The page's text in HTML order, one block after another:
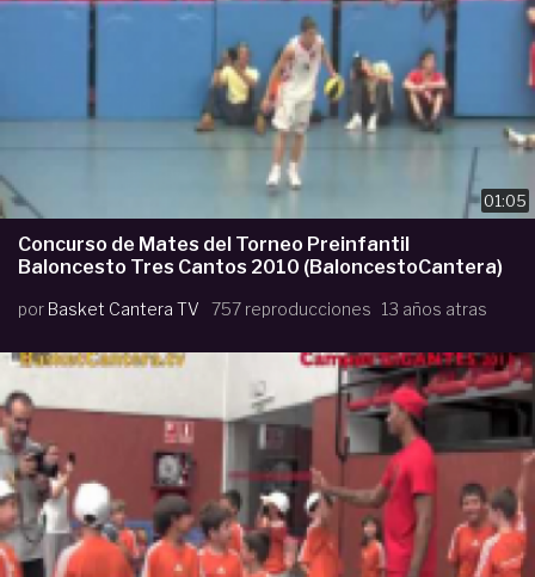
01:05
Concurso de Mates del Torneo Preinfantil
Baloncesto Tres Cantos 2010 (BaloncestoCantera)
por Basket Cantera TV 757 reproducciones 13 años atras